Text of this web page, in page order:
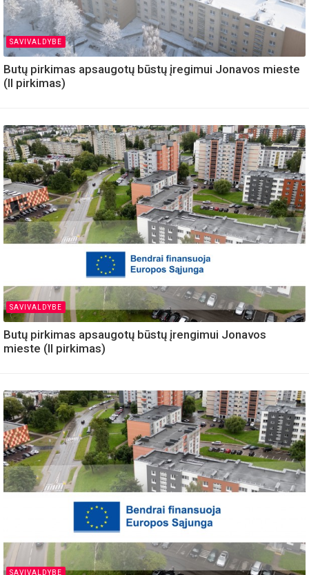
SAVIVALDYBE
Butų pirkimas apsaugotų būstų įregimui Jonavos mieste
(II pirkimas)
SAVIVALDYBE
Butų pirkimas apsaugotų būstų įrengimui Jonavos
mieste (II pirkimas)
SAVIVALDYBE